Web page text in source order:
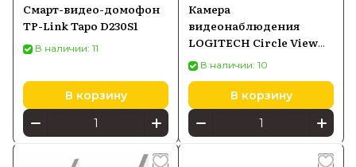
Смарт-видео-домофон
TP-Link Tapo D230S1
В наличии: 11
В корзину
Камера
видеонаблюдения
LOGITECH Circle View
961-000490, черный
В наличии: 10
В корзину